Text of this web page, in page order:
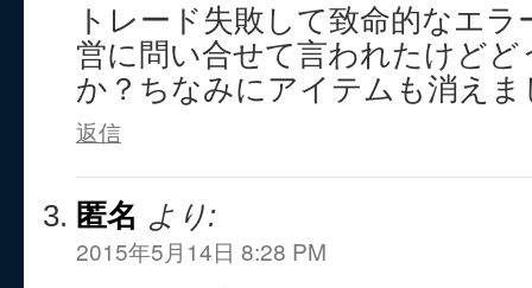
トレード失敗して致命的なエ
営に問い合せて言われたけど
か？ちなみにアイテムも消えま
返信
匿名 より:
2015年5月14日 8:28 PM